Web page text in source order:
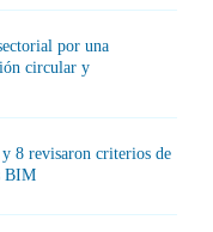
por una
circular y
8 revisaron criterios de
BIM